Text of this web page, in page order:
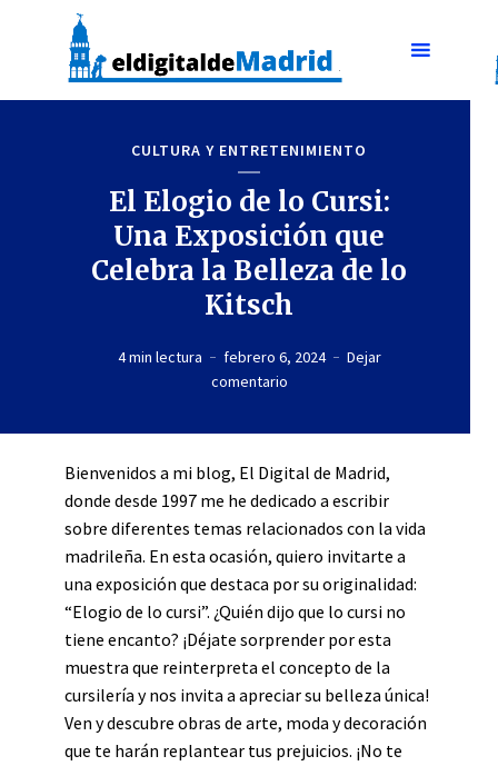
CULTURA Y ENTRETENIMIENTO
El Elogio de lo Cursi:
Una Exposición que
Celebra la Belleza de lo
Kitsch
4 min lectura febrero 6, 2024
Dejar
comentario
Bienvenidos a mi blog, El Digital de Madrid,
donde desde 1997 me he dedicado a escribir
sobre diferentes temas relacionados con la vida
madrileña. En esta ocasión, quiero invitarte a
una exposición que destaca por su originalidad:
“Elogio de lo cursi”. ¿Quién dijo que lo cursi no
tiene encanto? ¡Déjate sorprender por esta
muestra que reinterpreta el concepto de la
cursilería y nos invita a apreciar su belleza única!
Ven y descubre obras de arte, moda y decoración
que te harán replantear tus prejuicios. ¡No te